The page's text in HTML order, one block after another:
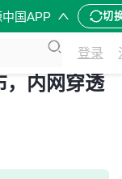
国APP 切
登录
内网穿透